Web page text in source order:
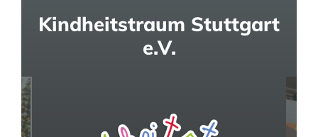
Kindheitstraum Stuttgart
e.V.